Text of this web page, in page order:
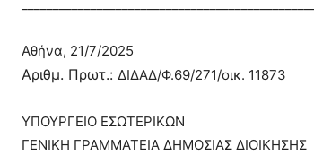
Αθήνα, 21/7/2025
Αριθμ. Πρωτ.: ΔΙΔΑΔ/Φ.69/271/οικ. 11873
ΥΠΟΥΡΓΕΙΟ ΕΣΩΤΕΡΙΚΩΝ
ΓΕΝΙΚΗ ΓΡΑΜΜΑΤΕΙΑ ΔΗΜΟΣΙΑΣ ΔΙΟΙΚΗΣΗΣ